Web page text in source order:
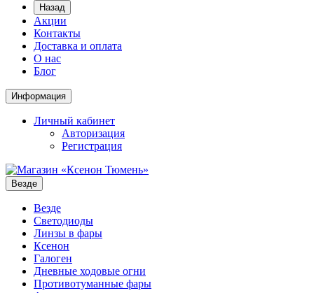
Назад
Акции
Контакты
Доставка и оплата
О нас
Блог
Информация
Личный кабинет
Авторизация
Регистрация
Везде
Везде
Светодиоды
Линзы в фары
Ксенон
Галоген
Дневные ходовые огни
Противотуманные фары